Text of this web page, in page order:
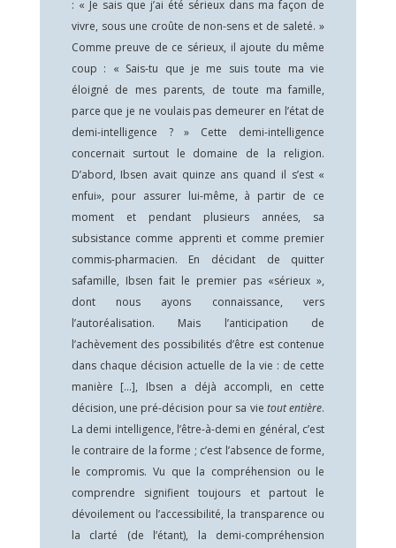
: « Je sais que j’ai été sérieux dans ma façon de
vivre, sous une croûte de non-sens et de saleté. »
Comme preuve de ce sérieux, il ajoute du même
coup : « Sais-tu que je me suis toute ma vie
éloigné de mes parents, de toute ma famille,
parce que je ne voulais pas demeurer en l’état de
demi-intelligence ? » Cette demi-intelligence
concernait surtout le domaine de la religion.
D’abord, Ibsen avait quinze ans quand il s’est «
enfui», pour assurer lui-même, à partir de ce
moment et pendant plusieurs années, sa
subsistance comme apprenti et comme premier
commis-pharmacien. En décidant de quitter
safamille, Ibsen fait le premier pas «sérieux »,
dont nous ayons connaissance, vers
l’autoréalisation. Mais l’anticipation de
l’achèvement des possibilités d’être est contenue
dans chaque décision actuelle de la vie : de cette
manière […], Ibsen a déjà accompli, en cette
décision, une pré-décision pour sa vie tout entière.
La demi intelligence, l’être-à-demi en général, c’est
le contraire de la forme ; c’est l’absence de forme,
le compromis. Vu que la compréhension ou le
comprendre signifient toujours et partout le
dévoilement ou l’accessibilité, la transparence ou
la clarté (de l’étant), la demi-compréhension